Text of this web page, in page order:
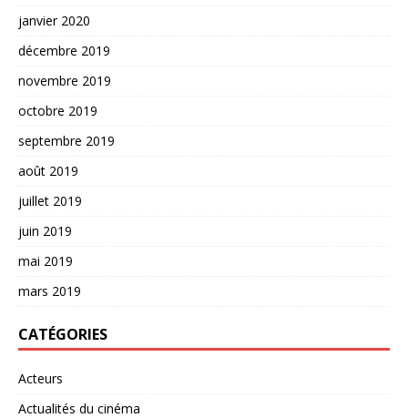
janvier 2020
décembre 2019
novembre 2019
octobre 2019
septembre 2019
août 2019
juillet 2019
juin 2019
mai 2019
mars 2019
CATÉGORIES
Acteurs
Actualités du cinéma